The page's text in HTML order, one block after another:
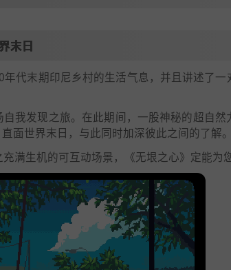
末日
年代末期印尼乡村的生活气息，并且讲述了
我发现之旅。在此期间，一股神秘的超自
面世界末日，与此同时加深彼此之间的了解。
满生机的可互动场景，《无垠之心》定能为